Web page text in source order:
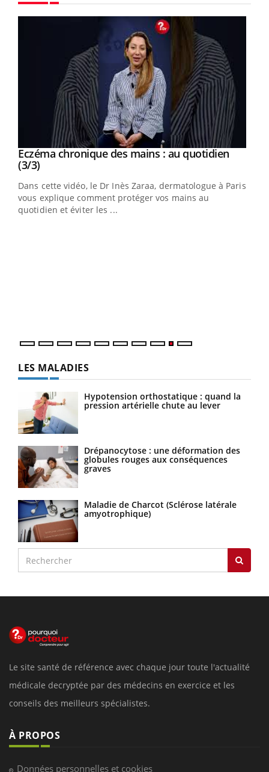
Youtube
Youtube
Eczéma chronique des mains : au quotidien
(3/3)Youtube
Dans cette vidéo, le Dr Inès Zaraa, dermatologue à Paris,
vous explique comment protéger vos mains au
quotidien et éviter les ...
LES MALADIES
Hypotension orthostatique : quand la
pression artérielle chute au lever
Drépanocytose : une déformation des
globules rouges aux conséquences
graves
Maladie de Charcot (Sclérose latérale
amyotrophique)
Le site santé de référence avec chaque jour toute l'actualité
médicale decryptée par des médecins en exercice et les
conseils des meilleurs spécialistes.
À PROPOS
Données personnelles et cookies